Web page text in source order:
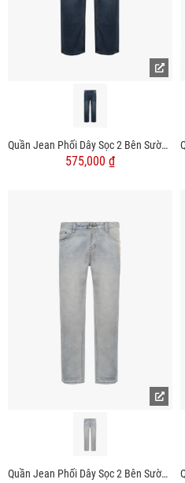
Quần Jean Phối Dây Sọc 2 Bên Sườn Form Straight Xanh QJ131 Màu Xanh
575,000 ₫
Quần Jean Phối Dây Sọc 2 Bên Sườn Form Straight Xanh Nhạt QJ129 Màu Xanh